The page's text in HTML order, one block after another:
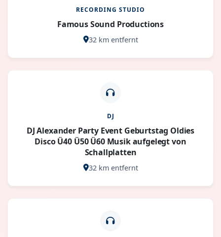
RECORDING STUDIO
Famous Sound Productions
32 km entfernt
DJ
DJ Alexander Party Event Geburtstag Oldies
Disco Ü40 Ü50 Ü60 Musik aufgelegt von
Schallplatten
32 km entfernt